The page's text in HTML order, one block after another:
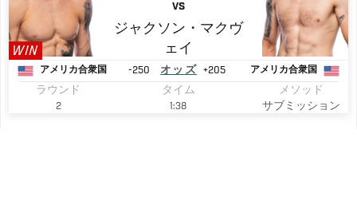
WIN
VS
ジャクソン・マクヴ
ェイ
アメリカ合衆国 -250 オッズ +205 アメリカ合衆国
ラウンド
2
タイム
1:38
メソッド
サブミッション